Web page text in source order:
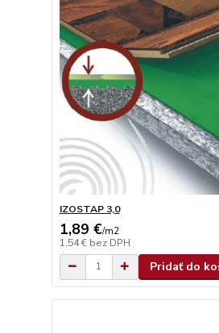
IZOSTAP 3,0
1,89 €/m2
1,54 € bez DPH
Pridať do